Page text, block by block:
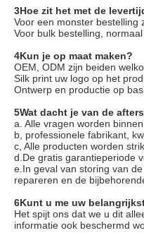
3Hoe zit het met de
Voor een monster bestelling
Voor bulk bestelling,
4Kun je op maat maken?
OEM, ODM zijn beiden
Silk print uw logo op het
Ontwerp en productie op
5Wat dacht je van de
a. Alle vragen worden
b, professionele fabrikant,
c, Alle producten worden
d.De gratis garantieperiode
e.In geval van storing van
repareren en de
6Kunt u me uw
Het spijt ons dat we u dit
informatie ook beschermd